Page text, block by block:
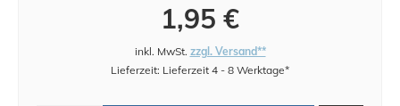
1,95 €
inkl. MwSt. zzgl. Versand**
Lieferzeit: Lieferzeit 4 - 8 Werktage*